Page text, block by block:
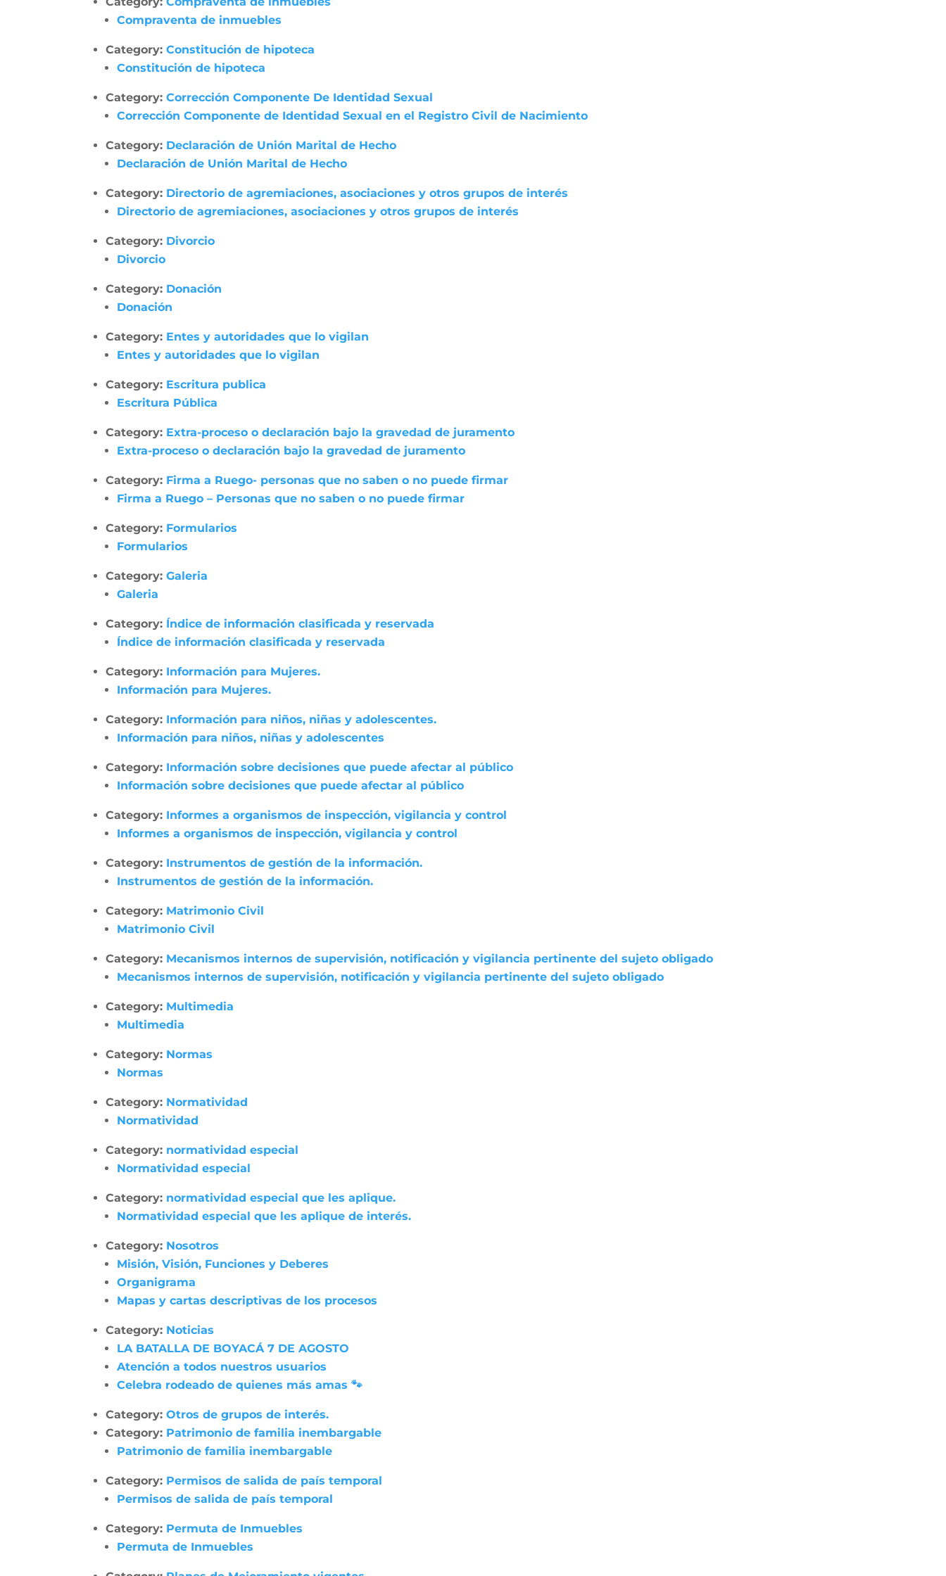
Compraventa de inmuebles
Category:Constitución de hipoteca
Constitución de hipoteca
Category:Corrección Componente De Identidad Sexual
Corrección Componente de Identidad Sexual en el Registro Civil de Nacimiento
Category: Declaración de Unión Marital de Hecho
Declaración de Unión Marital de Hecho
Category: Directorio de agremiaciones, asociaciones y otros grupos de interés
Directorio de agremiaciones, asociaciones y otros grupos de interés
Category: Divorcio
Divorcio
Category: Donación
Donación
Category: Entes y autoridades que lo vigilan
Entes y autoridades que lo vigilan
Category: Escritura publica
Escritura Pública
Category: Extra-proceso o declaración bajo la gravedad de juramento
Extra-proceso o declaración bajo la gravedad de juramento
Category: Firma a Ruego- personas que no saben o no puede firmar
Firma a Ruego – Personas que no saben o no puede firmar
Category: Formularios
Formularios
Category:Galeria
Galeria
Category: Índice de información clasificada y reservada
Índice de información clasificada y reservada
Category: Información para Mujeres.
Información para Mujeres.
Category: Información para niños, niñas y adolescentes.
Información para niños, niñas y adolescentes
Category: Información sobre decisiones que puede afectar al público
Información sobre decisiones que puede afectar al público
Category: Informes a organismos de inspección, vigilancia y control
Informes a organismos de inspección, vigilancia y control
Category: Instrumentos de gestión de la información.
Instrumentos de gestión de la información.
Category: Matrimonio Civil
Matrimonio Civil
Category: Mecanismos internos de supervisión, notificación y vigilancia pertinente del sujeto obligado
Mecanismos internos de supervisión, notificación y vigilancia pertinente del sujeto obligado
Category: Multimedia
Multimedia
Category: Normas
Normas
Category: Normatividad
Normatividad
Category: normatividad especial
Normatividad especial
Category: normatividad especial que les aplique.
Normatividad especial que les aplique de interés.
Category: Nosotros
Misión, Visión, Funciones y Deberes
Organigrama
Mapas y cartas descriptivas de los procesos
Category: Noticias
LA BATALLA DE BOYACÁ 7 DE AGOSTO
Atención a todos nuestros usuarios
Celebra rodeado de quienes más amas 🐾
Category:Otros de grupos de interés.
Category: Patrimonio de familia inembargable
Patrimonio de familia inembargable
Category: Permisos de salida de país temporal
Permisos de salida de país temporal
Category: Permuta de Inmuebles
Permuta de Inmuebles